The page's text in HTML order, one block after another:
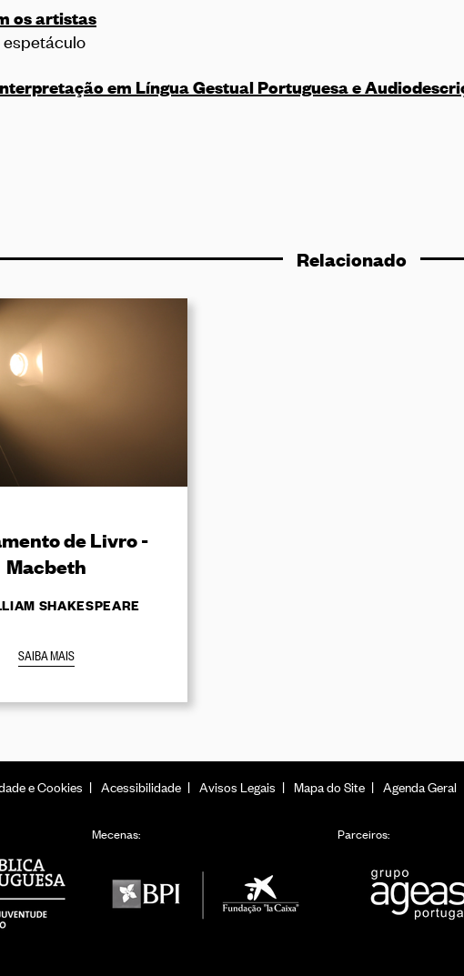
os artistas
espetáculo
em Língua Gestual Portuguesa e
Relacionado
de Livro -
Macbeth
SHAKESPEARE
SAIBA MAIS
e Cookies Acessibilidade Avisos Legais Mapa do Site Agenda Geral
Mecenas: Parceiros: